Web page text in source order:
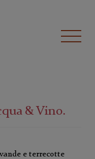
& Vino.
e terrecotte